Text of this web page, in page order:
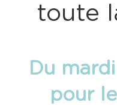
toute
Du
pour